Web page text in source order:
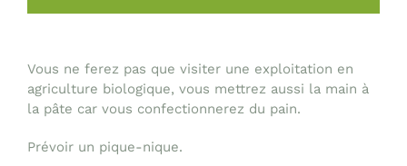
Vous ne ferez pas que visiter une exploitation en
agriculture biologique, vous mettrez aussi la main à
la pâte car vous confectionnerez du pain.
Prévoir un pique-nique.